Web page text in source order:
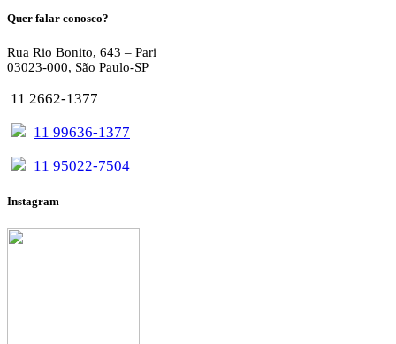
Quer falar conosco?
Rua Rio Bonito, 643 – Pari
03023-000, São Paulo-SP
11 2662-1377
11 99636-1377
11 95022-7504
Instagram